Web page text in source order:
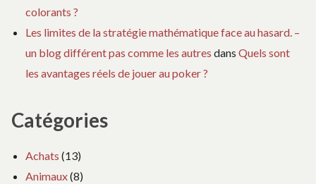
colorants ?
Les limites de la stratégie mathématique face au hasard. –
un blog différent pas comme les autres dans Quels sont
les avantages réels de jouer au poker ?
Catégories
Achats (13)
Animaux(8)